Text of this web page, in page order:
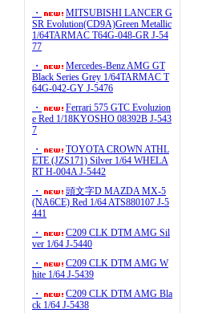
・
MITSUBISHI LANCER G
SR Evolution(CD9A)Green Metallic
1/64TARMAC T64G-048-GR J-54
77
・
Mercedes-Benz AMG GT
Black Series Grey 1/64TARMAC T
64G-042-GY J-5476
・
Ferrari 575 GTC Evoluzion
e Red 1/18KYOSHO 08392B J-543
7
・
TOYOTA CROWN ATHL
ETE (JZS171) Silver 1/64 WHELA
RT H-004A J-5442
・
頭文字D MAZDA MX-5
(NA6CE) Red 1/64 ATS880107 J-5
441
・
C209 CLK DTM AMG Sil
ver 1/64 J-5440
・
C209 CLK DTM AMG W
hite 1/64 J-5439
・
C209 CLK DTM AMG Bla
ck 1/64 J-5438